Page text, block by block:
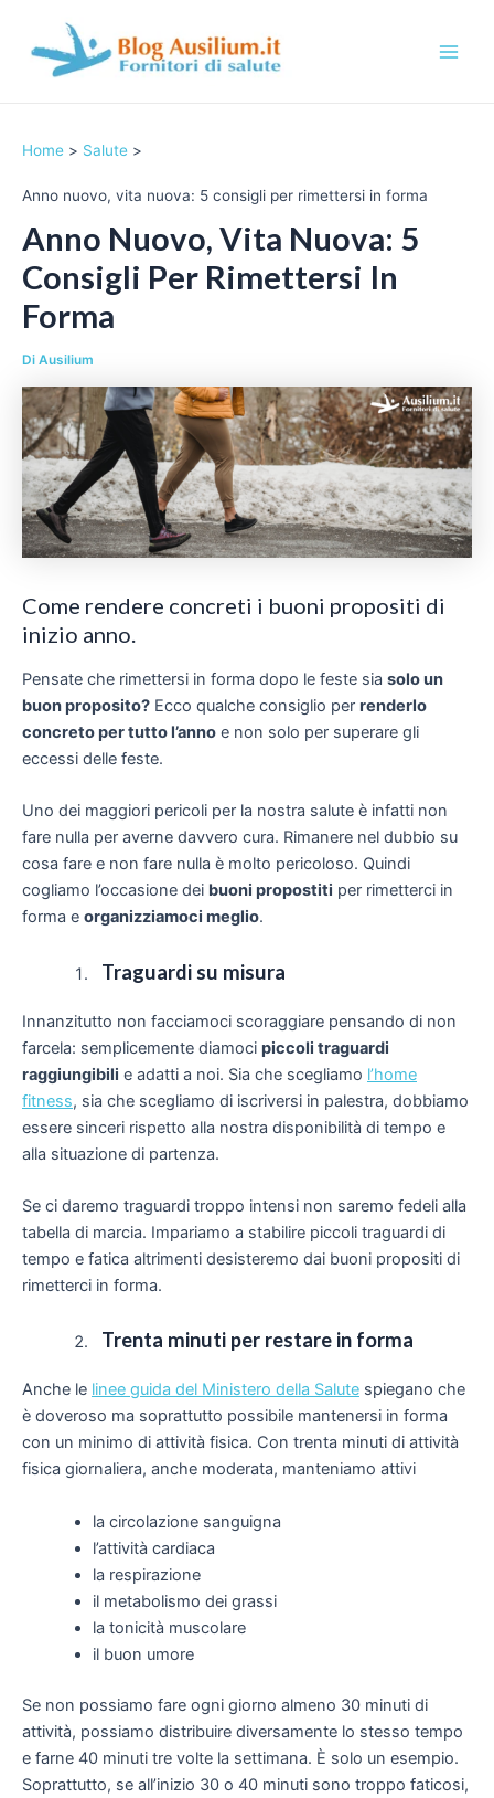
contenuto
u
Home Salute
Anno nuovo, vita nuova: 5 consigli per rimettersi in forma
Anno Nuovo, Vita Nuova: 5
Consigli Per Rimettersi In
Forma
Di Ausilium
Come rendere concreti i buoni propositi di
inizio anno.
Pensate che rimettersi in forma dopo le feste sia solo un
buon proposito? Ecco qualche consiglio per renderlo
concreto per tutto l’anno e non solo per superare gli
eccessi delle feste.
Uno dei maggiori pericoli per la nostra salute è infatti non
fare nulla per averne davvero cura. Rimanere nel dubbio su
cosa fare e non fare nulla è molto pericoloso. Quindi
cogliamo l’occasione dei buoni propostiti per rimetterci in
forma e organizziamoci meglio.
Traguardi su misura
Innanzitutto non facciamoci scoraggiare pensando di non
farcela: semplicemente diamoci piccoli traguardi
raggiungibili e adatti a noi. Sia che scegliamo l’home
fitness, sia che scegliamo di iscriversi in palestra, dobbiamo
essere sinceri rispetto alla nostra disponibilità di tempo e
alla situazione di partenza.
Se ci daremo traguardi troppo intensi non saremo fedeli alla
tabella di marcia. Impariamo a stabilire piccoli traguardi di
tempo e fatica altrimenti desisteremo dai buoni propositi di
rimetterci in forma.
Trenta minuti per restare in forma
Anche le linee guida del Ministero della Salute spiegano che
è doveroso ma soprattutto possibile mantenersi in forma
con un minimo di attività fisica. Con trenta minuti di attività
fisica giornaliera, anche moderata, manteniamo attivi
la circolazione sanguigna
l’attività cardiaca
la respirazione
il metabolismo dei grassi
la tonicità muscolare
il buon umore
Se non possiamo fare ogni giorno almeno 30 minuti di
attività, possiamo distribuire diversamente lo stesso tempo
e farne 40 minuti tre volte la settimana. È solo un esempio.
Soprattutto, se all’inizio 30 o 40 minuti sono troppo faticosi,